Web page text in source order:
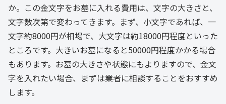
か。この金文字をお墓に入れる費用は、文字の大きさと、
文字数次第で変わってきます。まず、小文字であれば、一
文字約8000円が相場で、大文字は約18000円程度といった
ところです。大きいお墓になると50000円程度かかる場合
もあります。お墓の大きさや状態にもよりますので、金文
字を入れたい場合、まずは業者に相談することをおすすめ
します。